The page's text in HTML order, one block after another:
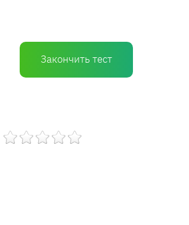
Закончить тест